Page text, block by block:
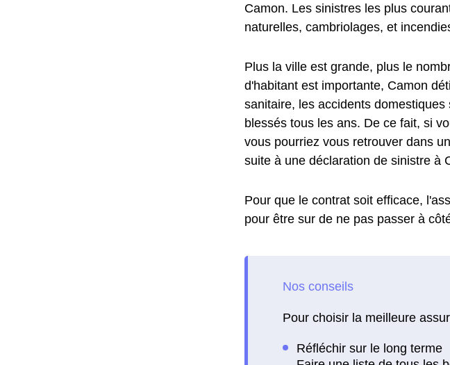
Camon. Les sinistres les plus
naturelles, cambriolages, et
Plus la ville est grande, plus le
d'habitant est importante, Camon
sanitaire, les accidents
blessés tous les ans. De ce fait, si
vous pourriez vous retrouver dans
suite à une déclaration de sinistre à
Pour que le contrat soit efficace,
pour être sur de ne pas passer à
Pour choisir la meilleure